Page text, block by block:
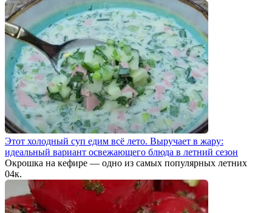
Этот холодный суп едим всё лето. Выручает в жару:
идеальный вариант освежающего блюда в летний сезон
Окрошка на кефире — одно из самых популярных летних
04к.